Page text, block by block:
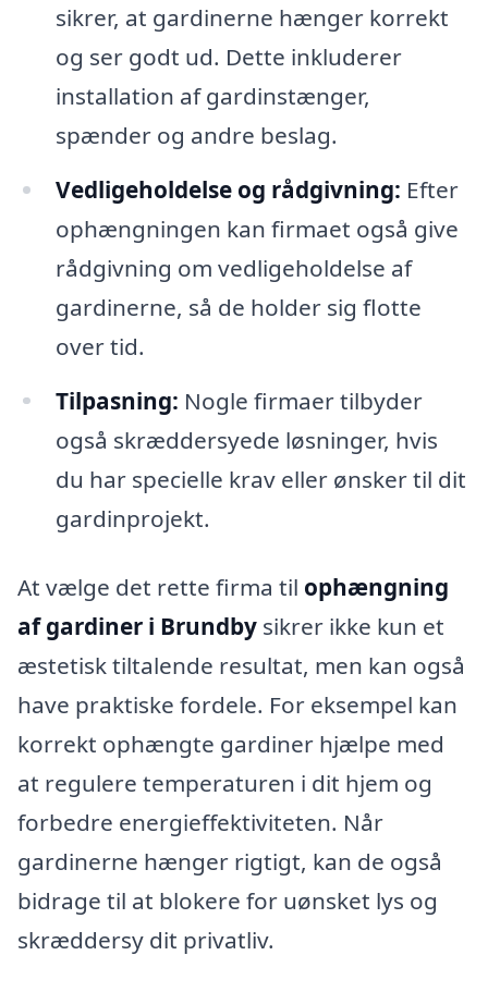
sikrer, at gardinerne hænger korrekt
og ser godt ud. Dette inkluderer
installation af gardinstænger,
spænder og andre beslag.
Vedligeholdelse og rådgivning: Efter
ophængningen kan firmaet også give
rådgivning om vedligeholdelse af
gardinerne, så de holder sig flotte
over tid.
Tilpasning: Nogle firmaer tilbyder
også skræddersyede løsninger, hvis
du har specielle krav eller ønsker til dit
gardinprojekt.
At vælge det rette firma til ophængning
af gardiner i Brundby sikrer ikke kun et
æstetisk tiltalende resultat, men kan også
have praktiske fordele. For eksempel kan
korrekt ophængte gardiner hjælpe med
at regulere temperaturen i dit hjem og
forbedre energieffektiviteten. Når
gardinerne hænger rigtigt, kan de også
bidrage til at blokere for uønsket lys og
skræddersy dit privatliv.